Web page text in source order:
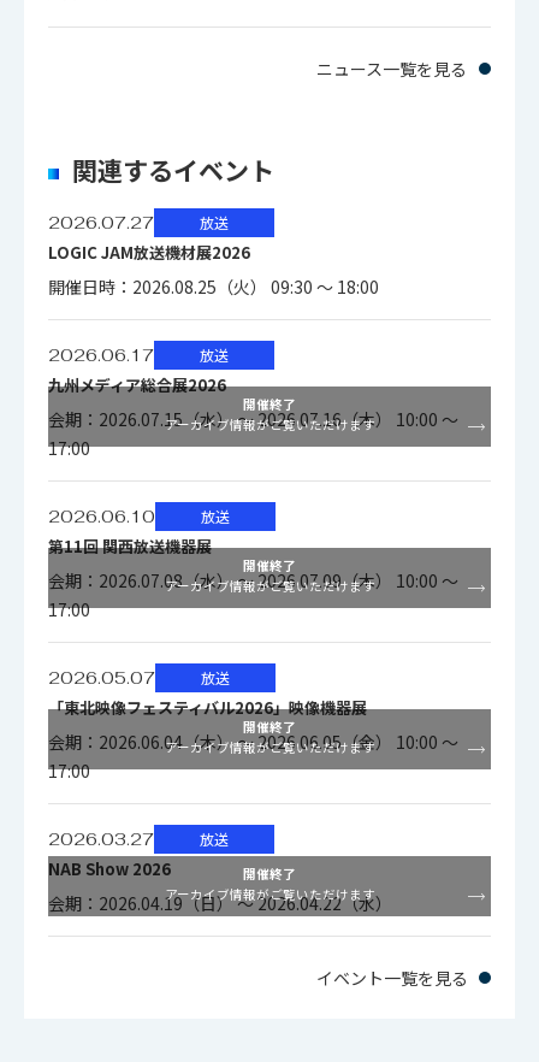
ニュース一覧を見る
関連するイベント
2026.07.27 放送
LOGIC JAM放送機材展2026
開催日時：2026.08.25（火） 09:30 ～ 18:00
2026.06.17 放送
九州メディア総合展2026
会期：2026.07.15（水） ～ 2026.07.16（木） 10:00 ～
17:00
開催終了
アーカイブ情報がご覧いただけます
2026.06.10 放送
第11回 関西放送機器展
会期：2026.07.08（水） ～ 2026.07.09（木） 10:00 ～
17:00
開催終了
アーカイブ情報がご覧いただけます
2026.05.07 放送
「東北映像フェスティバル2026」映像機器展
会期：2026.06.04（木） ～ 2026.06.05（金） 10:00 ～
17:00
開催終了
アーカイブ情報がご覧いただけます
2026.03.27 放送
NAB Show 2026
会期：2026.04.19（日） ～ 2026.04.22（水）
開催終了
アーカイブ情報がご覧いただけます
イベント一覧を見る